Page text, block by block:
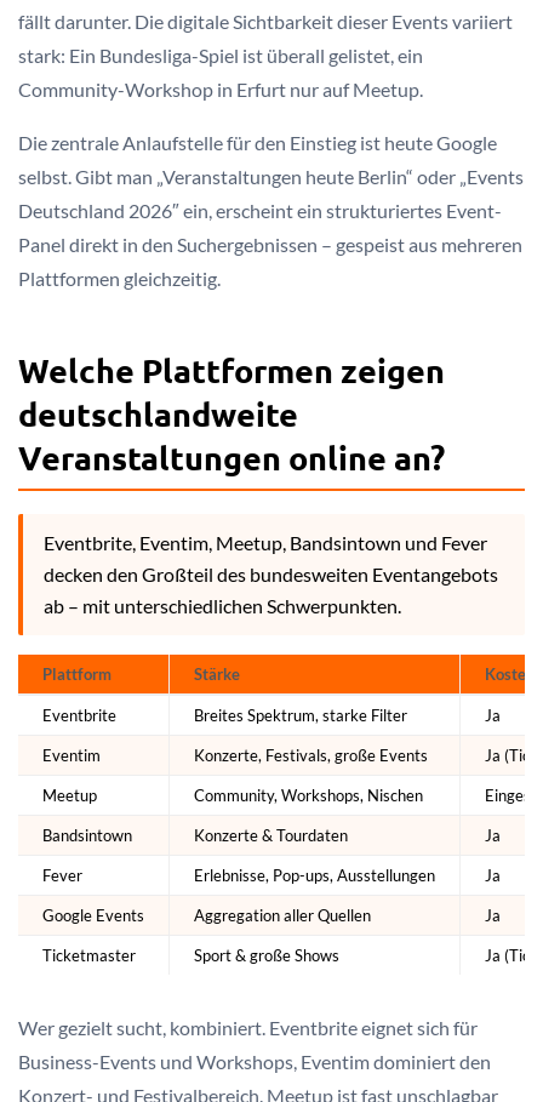
fällt darunter. Die digitale Sichtbarkeit dieser Events variiert
stark: Ein Bundesliga-Spiel ist überall gelistet, ein
Community-Workshop in Erfurt nur auf Meetup.
Die zentrale Anlaufstelle für den Einstieg ist heute Google
selbst. Gibt man „Veranstaltungen heute Berlin“ oder „Events
Deutschland 2026″ ein, erscheint ein strukturiertes Event-
Panel direkt in den Suchergebnissen – gespeist aus mehreren
Plattformen gleichzeitig.
Welche Plattformen zeigen
deutschlandweite
Veranstaltungen online an?
Eventbrite, Eventim, Meetup, Bandsintown und Fever
decken den Großteil des bundesweiten Eventangebots
ab – mit unterschiedlichen Schwerpunkten.
Plattform Stärke
Eventbrite Breites Spektrum, starke Filter Ja
Eventim Konzerte, Festivals, große Events Ja
Meetup Community, Workshops, Nischen
Bandsintown Konzerte & Tourdaten Ja
Fever Erlebnisse, Pop-ups, Ausstellungen Ja
Google Events Aggregation aller Quellen Ja
Ticketmaster Sport & große Shows Ja
Wer gezielt sucht, kombiniert. Eventbrite eignet sich für
Business-Events und Workshops, Eventim dominiert den
Konzert- und Festivalbereich. Meetup ist fast unschlagbar